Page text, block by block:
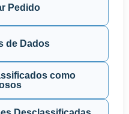
Pedido
de Dados
como